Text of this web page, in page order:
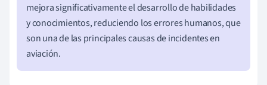
mejora significativamente el desarrollo de habilidades
y conocimientos, reduciendo los errores humanos, que
son una de las principales causas de incidentes en
aviación.